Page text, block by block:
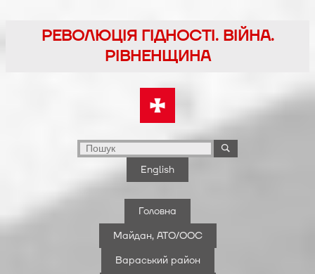
РЕВОЛЮЦІЯ ГІДНОСТІ. ВІЙНА.
РІВНЕНЩИНА
English
Головна
Майдан, АТО/ООС
Вараський район